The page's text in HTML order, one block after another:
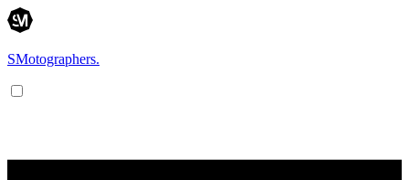
SMotographers.